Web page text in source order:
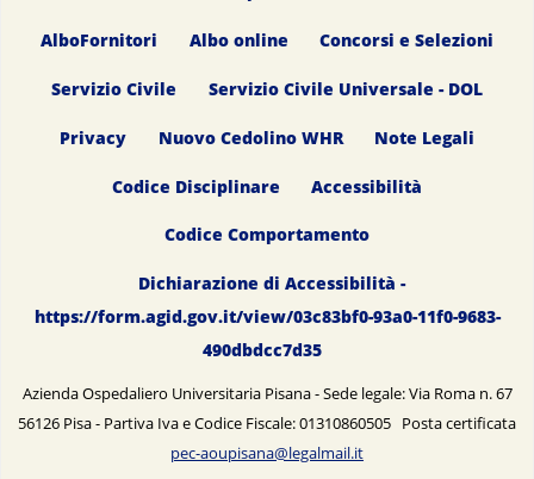
AlboFornitori Albo online Concorsi e Selezioni
Servizio Civile Servizio Civile Universale - DOL
Privacy Nuovo Cedolino WHR Note Legali
Codice Disciplinare Accessibilità
Codice Comportamento
Dichiarazione di Accessibilità -
https://form.agid.gov.it/view/03c83bf0-93a0-11f0-9683-
490dbdcc7d35
Azienda Ospedaliero Universitaria Pisana - Sede legale: Via Roma n. 67
56126 Pisa - Partiva Iva e Codice Fiscale: 01310860505 Posta certificata
pec-aoupisana@legalmail.it